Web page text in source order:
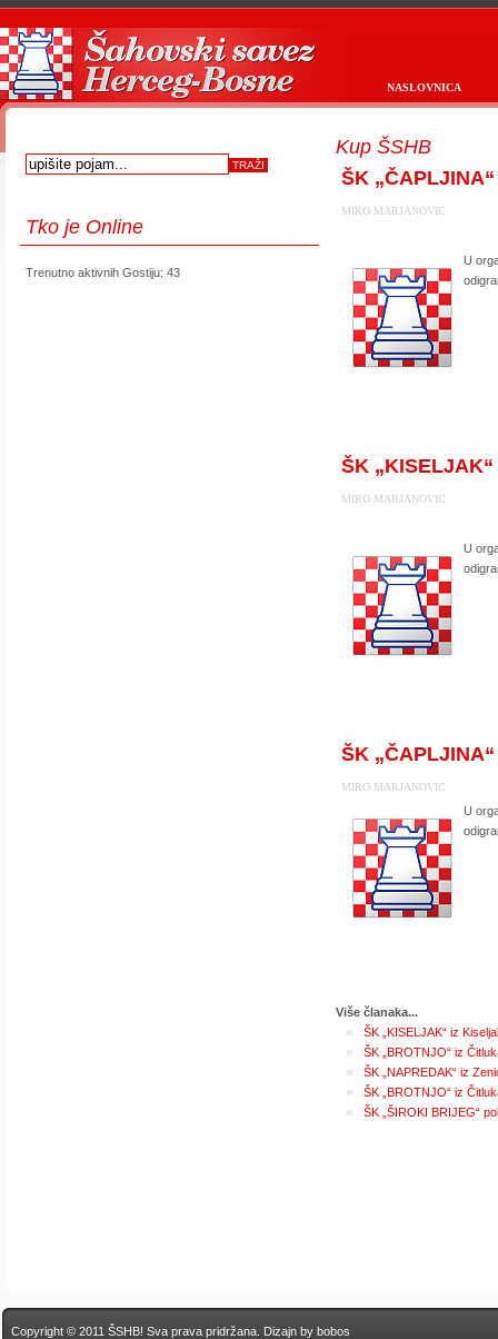
NASLOVNICA
Tko je Online
Trenutno aktivnih Gostiju: 43
Kup ŠSHB
ŠK
MIRO MARJANOVIC
U
ŠK
MIRO MARJANOVIC
U
ŠK
MIRO MARJANOVIC
U
Više članaka...
ŠK „KISELJAK“ iz
ŠK „BROTNJO“ iz
ŠK „NAPREDAK“ iz
ŠK „BROTNJO“ iz
ŠK „ŠIROKI BRIJEG“
Copyright © 2011 ŠSHB! Sva prava pridržana. Dizajn by bobos